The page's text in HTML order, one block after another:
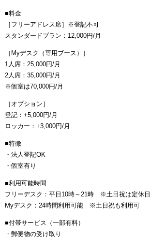
■料金
［フリーアドレス席］※登記不可
スタンダードプラン：12,000円/月
［Myデスク（専用ブース）］
1人席：25,000円/月
2人席：35,000円/月
※個室は70,000円/月
［オプション］
登記：+5,000円/月
ロッカー：+3,000円/月
■特徴
・法人登記OK
・個室有り
■利用可能時間
フリーデスク：平日10時～21時 ※土日祝は定休日
Myデスク：24時間利用可能 ※土日祝も利用可
■付帯サービス（一部有料）
・郵便物の受け取り